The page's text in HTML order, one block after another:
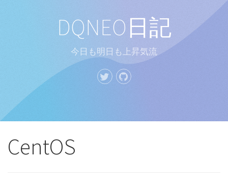
DQNEO日記
今日も明日も上昇気流
CentOS